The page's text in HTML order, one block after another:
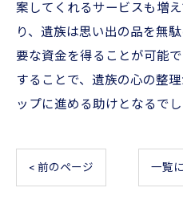
案してくれるサービスも増
り、遺族は思い出の品を無
要な資金を得ることが可能
することで、遺族の心の整
ップに進める助けとなるでし
< 前のページ 一覧